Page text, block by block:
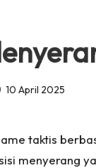
10 April 2025
taktis
menyerang